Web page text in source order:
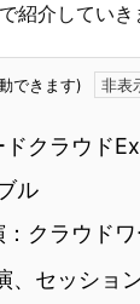
紹介していき
できます)
クラウド
ル
クラウドワ
、セッショ